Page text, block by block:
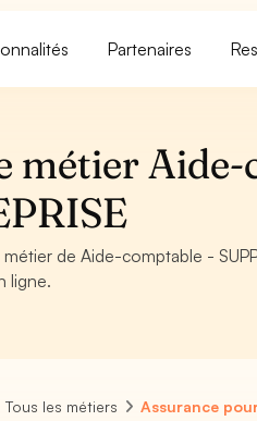
Partenaires
métier
de Aide-comptable -
ligne.
Tous les métiers Assurance